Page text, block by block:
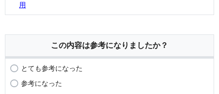
用
この内容は参考になりましたか？
とても参考になった
参考になった